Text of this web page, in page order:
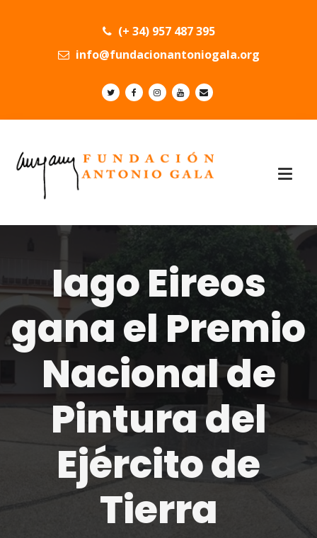
(+ 34) 957 487 395
info@fundacionantoniogala.org
Iago Eireos
gana el Premio
Nacional de
Pintura del
Ejército de
Tierra